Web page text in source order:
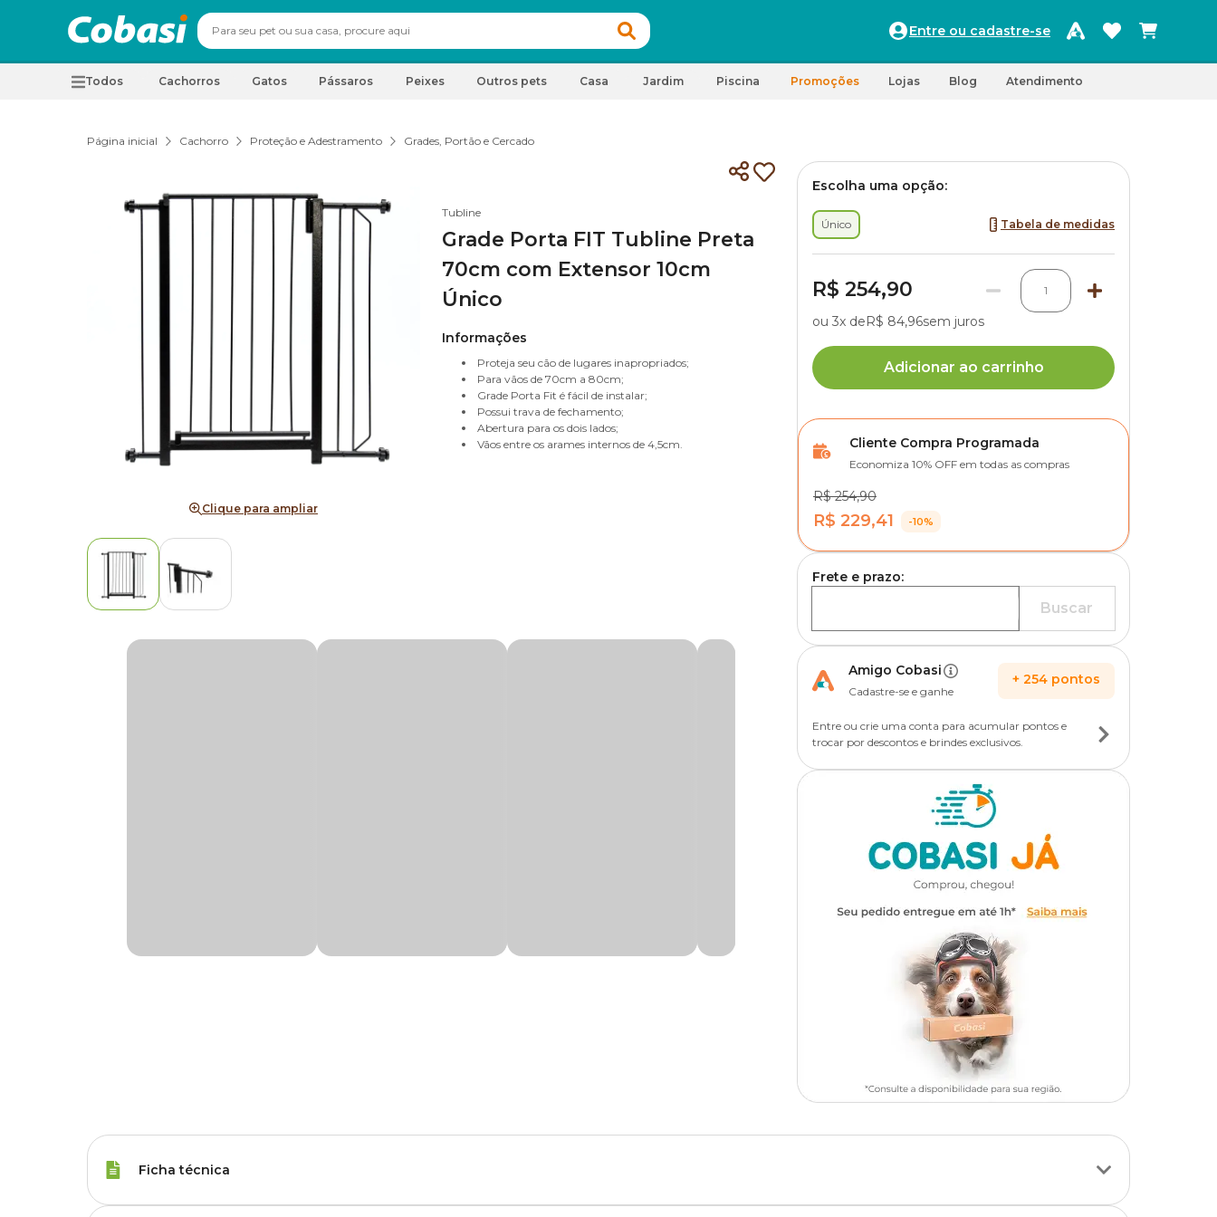
Entre ou cadastre-se
Todos Cachorros Gatos Pássaros Peixes Outros pets Casa Jardim Piscina Promoções Lojas Blog Atendimento
Página inicial Cachorro Proteção e Adestramento Grades, Portão e Cercado
Clique para ampliar
Tubline
Grade Porta FIT Tubline Preta
70cm com Extensor 10cm
Único
Informações
Proteja seu cão de lugares inapropriados;
Para vãos de 70cm a 80cm;
Grade Porta Fit é fácil de instalar;
Possui trava de fechamento;
Abertura para os dois lados;
Vãos entre os arames internos de 4,5cm.
Escolha uma opção:
Único Tabela de medidas
R$ 254,90 1
ou 3x deR$ 84,96sem juros
Adicionar ao carrinho
Cliente Compra Programada
Economiza 10% OFF em todas as compras
R$ 254,90
R$ 229,41 -10%
Frete e prazo:
Buscar
Amigo Cobasi
Cadastre-se e ganhe
+ 254 pontos
Entre ou crie uma conta para acumular pontos e
trocar por descontos e brindes exclusivos.
Ficha técnica